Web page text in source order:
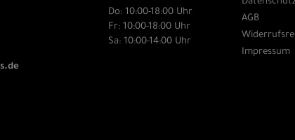
Do: 10:00-18:00 Uhr
Fr: 10:00-18:00 Uhr
Sa: 10:00-14:00 Uhr
AGB
Impressum